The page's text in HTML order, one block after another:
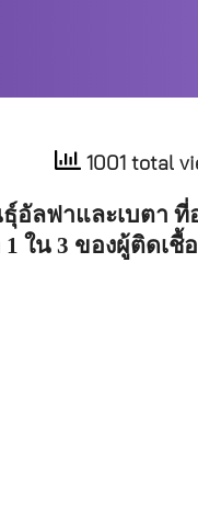
1001 total
อัลฟาและเบตา ที่
1 ใน 3 ของผู้ติดเชื้อ